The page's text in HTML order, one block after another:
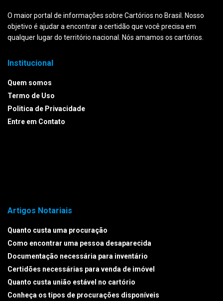
O maior portal de informações sobre Cartórios no Brasil. Nosso
objetivo é ajudar a encontrar a certidão que você precisa em
qualquer lugar do território nacional. Nós amamos os cartórios.
Institucional
Quem somos
Termo de Uso
Politica de Privacidade
Entre em Contato
Artigos Notariais
Quanto custa uma procuração
Como encontrar uma pessoa desaparecida
Documentação necessária para inventário
Certidões necessárias para venda de imóvel
Quanto custa união estável no cartório
Conheça os tipos de procurações disponíveis